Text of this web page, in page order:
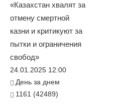
«Казахстан хвалят за
отмену смертной
казни и критикуют за
пытки и ограничения
свобод»
24.01.2025 12:00
День за днем
1161 (42489)